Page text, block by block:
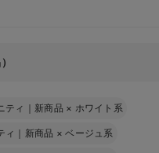
ティ｜新商品 × ホワイト系
ィ｜新商品 ×ベージュ系